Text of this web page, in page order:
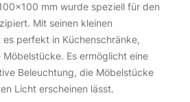
mm wurde speziell für den
Mit seinen kleinen
es perfekt in Küchenschränke,
Es ermöglicht eine
Beleuchtung, die Möbelstücke
Licht erscheinen lässt.